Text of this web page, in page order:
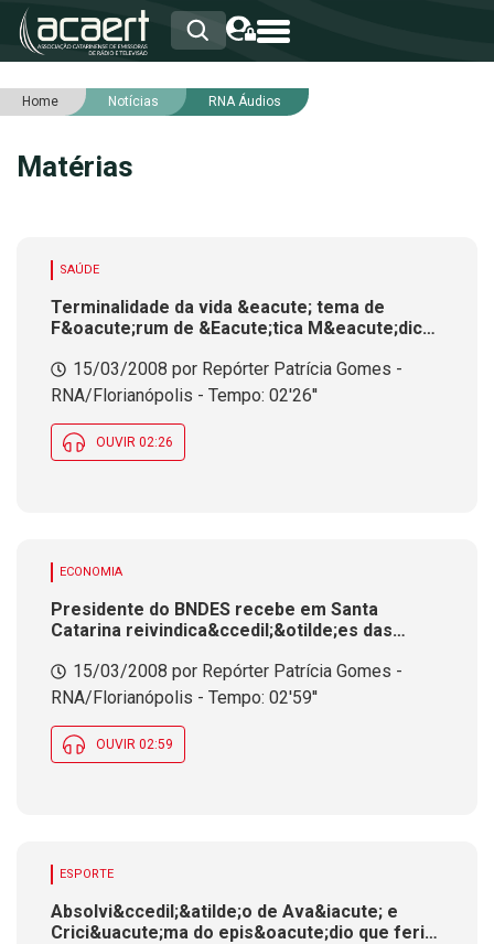
HOME
ASSOCIADOS
SERVIÇOS
Home Notícias RNA Áudios
Matérias
SAÚDE
Terminalidade da vida &eacute; tema de
F&oacute;rum de &Eacute;tica M&eacute;dica
15/03/2008 por Repórter Patrícia Gomes -
RNA/Florianópolis - Tempo: 02'26''
OUVIR 02:26
ECONOMIA
Presidente do BNDES recebe em Santa
Catarina reivindica&ccedil;&otilde;es das
15/03/2008 por Repórter Patrícia Gomes -
RNA/Florianópolis - Tempo: 02'59''
OUVIR 02:59
ESPORTE
Absolvi&ccedil;&atilde;o de Ava&iacute; e
Crici&uacute;ma do epis&oacute;dio que feriu